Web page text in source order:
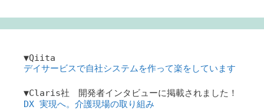
▼Qiita
デイサービスで自社システムを作って楽をしています
▼Claris社 開発者インタビューに掲載されました！
DX 実現へ。介護現場の取り組み